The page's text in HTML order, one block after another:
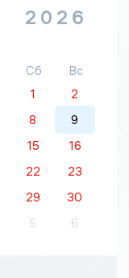
2026
Сб
Вс
1
2
8
9
15
16
22
23
29
30
5 6